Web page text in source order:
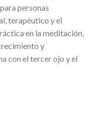
personas
terapéutico y el
en la meditación,
y
con el tercer ojo y el